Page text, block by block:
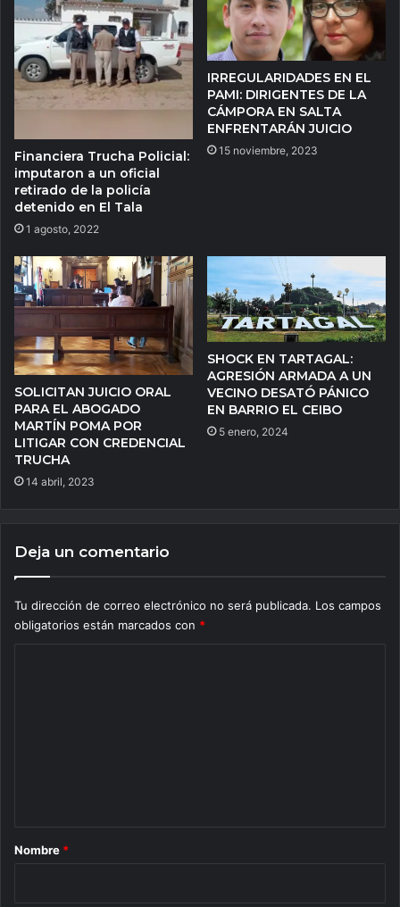
Financiera Trucha Policial:
imputaron a un oficial
retirado de la policía
detenido en El Tala
1 agosto, 2022
IRREGULARIDADES EN EL
PAMI: DIRIGENTES DE LA
CÁMPORA EN SALTA
ENFRENTARÁN JUICIO
15 noviembre, 2023
SOLICITAN JUICIO ORAL
PARA EL ABOGADO
MARTÍN POMA POR
LITIGAR CON CREDENCIAL
TRUCHA
14 abril, 2023
SHOCK EN TARTAGAL:
AGRESIÓN ARMADA A UN
VECINO DESATÓ PÁNICO
EN BARRIO EL CEIBO
5 enero, 2024
Deja un comentario
Tu dirección de correo electrónico no será publicada. Los campos
obligatorios están marcados con *
rNombre *